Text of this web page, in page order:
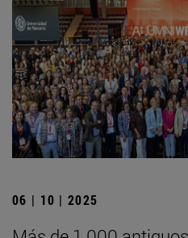
06 | 10 | 2025